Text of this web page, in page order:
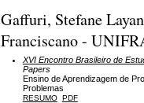
Gaffuri, Stefane
Franciscano -
XVI Encontro Brasileiro de
Papers
Ensino de Aprendizagem de
Problemas
RESUMO PDF